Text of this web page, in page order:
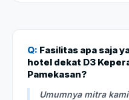
Q: Fasilitas apa saja
hotel dekat D3
Pamekasan?
Umumnya mitra